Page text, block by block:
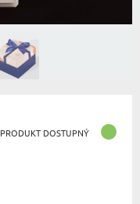
PRODUKT DOSTUPNÝ